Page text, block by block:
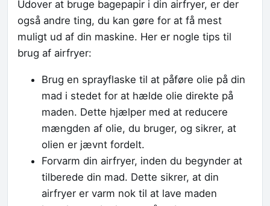
Udover at bruge bagepapir i din airfryer, er der
også andre ting, du kan gøre for at få mest
muligt ud af din maskine. Her er nogle tips til
brug af airfryer:
Brug en sprayflaske til at påføre olie på din
mad i stedet for at hælde olie direkte på
maden. Dette hjælper med at reducere
mængden af olie, du bruger, og sikrer, at
olien er jævnt fordelt.
Forvarm din airfryer, inden du begynder at
tilberede din mad. Dette sikrer, at din
airfryer er varm nok til at lave maden